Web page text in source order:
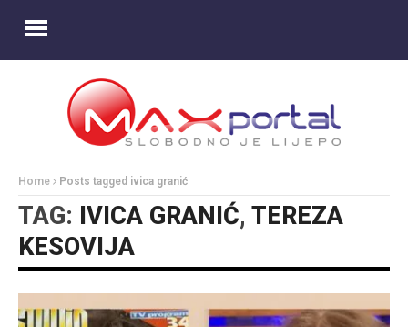
Home Posts tagged ivica granić
TAG: IVICA GRANIĆ, TEREZA
KESOVIJA